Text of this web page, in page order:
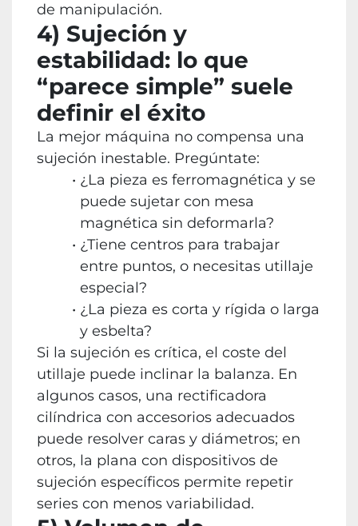
de manipulación.
4) Sujeción y
estabilidad: lo que
“parece simple” suele
definir el éxito
La mejor máquina no compensa una
sujeción inestable. Pregúntate:
¿La pieza es ferromagnética y se
puede sujetar con mesa
magnética sin deformarla?
¿Tiene centros para trabajar
entre puntos, o necesitas utillaje
especial?
¿La pieza es corta y rígida o larga
y esbelta?
Si la sujeción es crítica, el coste del
utillaje puede inclinar la balanza. En
algunos casos, una rectificadora
cilíndrica con accesorios adecuados
puede resolver caras y diámetros; en
otros, la plana con dispositivos de
sujeción específicos permite repetir
series con menos variabilidad.